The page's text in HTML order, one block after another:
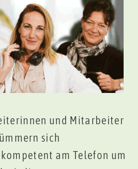
und Mitarbeiter
sich
am Telefon um